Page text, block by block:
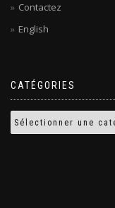
Contactez
English
CATÉGORIES